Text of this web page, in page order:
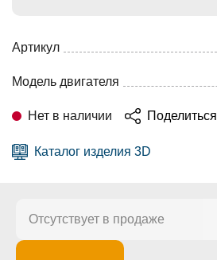
Артикул
Модель двигателя
Нет в наличии Поделиться
Каталог изделия 3D
Отсутствует в продаже